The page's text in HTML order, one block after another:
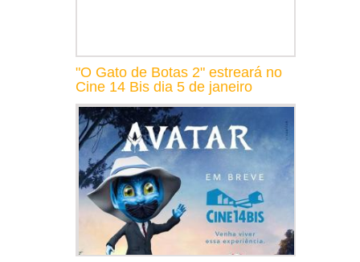
"O Gato de Botas 2" estreará no
Cine 14 Bis dia 5 de janeiro